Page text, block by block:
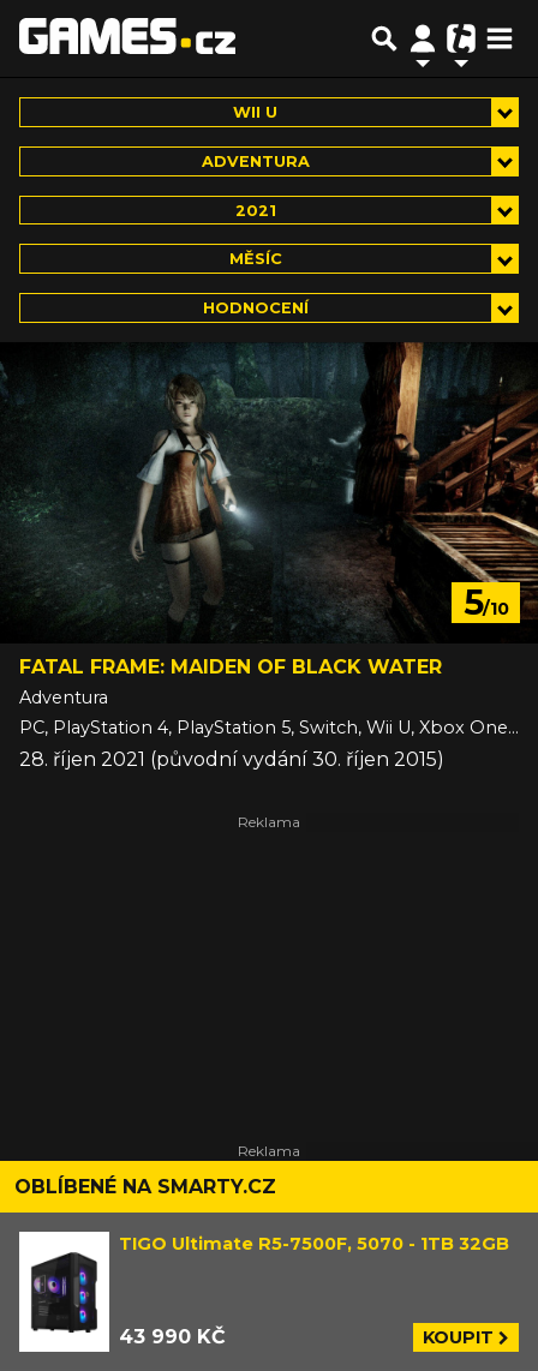
WII U
ADVENTURA
2021
MĚSÍC
HODNOCENÍ
5/10
FATAL FRAME: MAIDEN OF BLACK WATER
Adventura
PC, PlayStation 4, PlayStation 5, Switch, Wii U, Xbox One, Xbox Series
28. říjen 2021 (původní vydání 30. říjen 2015)
OBLÍBENÉ NA SMARTY.CZ
TIGO Ultimate R5-7500F, 5070 - 1TB 32GB
43 990 KČ KOUPIT